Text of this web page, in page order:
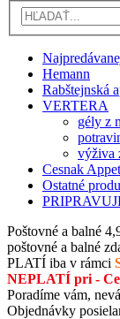
Hemann
Rabštejnská
VERTERA
gély z
výživa
Cesnak
Ostatné
Poštovné a balné
poštovné a balné
PLATÍ iba v rámci
NEPLATÍ pri -
Poradíme vám,
Objednávky